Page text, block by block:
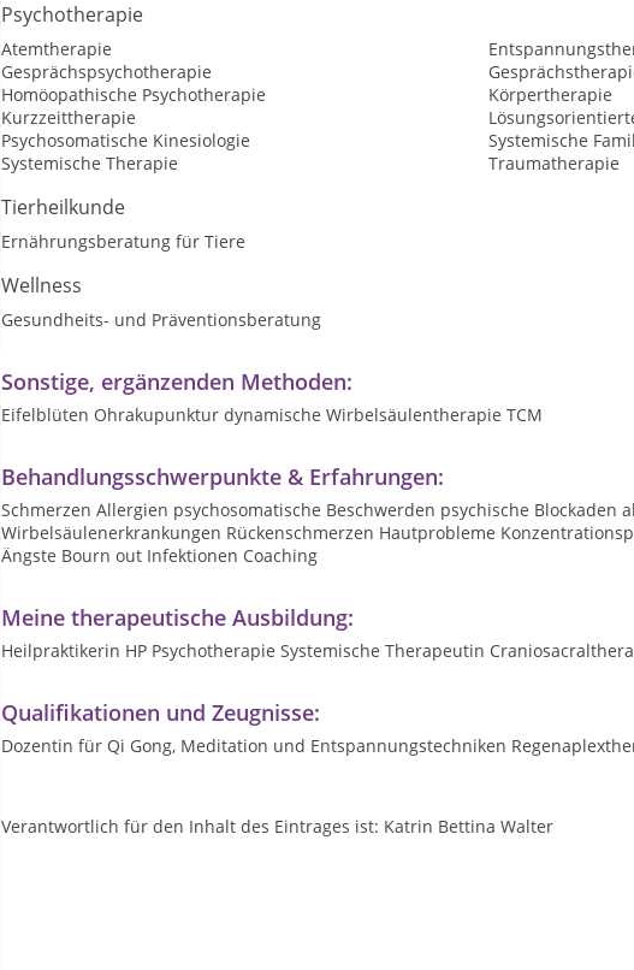
Psychotherapie
Atemtherapie
Gesprächspsychotherapie
Homöopathische Psychotherapie
Körpertherapie
Kurzzeittherapie
Psychosomatische Kinesiologie
Systemische
Systemische Therapie
Traumatherapie
Tierheilkunde
Ernährungsberatung für Tiere
Wellness
Gesundheits- und Präventionsberatung
Sonstige, ergänzenden Methoden:
Eifelblüten Ohrakupunktur dynamische Wirbelsäulentherapie TCM
Behandlungsschwerpunkte & Erfahrungen:
Schmerzen Allergien psychosomatische Beschwerden psychische Blockaden
Wirbelsäulenerkrankungen Rückenschmerzen Hautprobleme
Ängste Bourn out Infektionen Coaching
Meine therapeutische Ausbildung:
Heilpraktikerin HP Psychotherapie Systemische Therapeutin
Qualifikationen und Zeugnisse:
Dozentin für Qi Gong, Meditation und Entspannungstechniken
Verantwortlich für den Inhalt des Eintrages ist: Katrin Bettina Walter